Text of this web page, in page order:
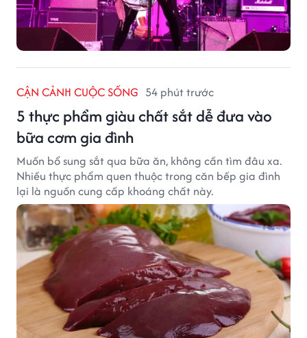
CẬN CẢNH CUỘC SỐNG 54 phút trước
5 thực phẩm giàu chất sắt dễ đưa vào
bữa cơm gia đình
Muốn bổ sung sắt qua bữa ăn, không cần tìm đâu xa.
Nhiều thực phẩm quen thuộc trong căn bếp gia đình
lại là nguồn cung cấp khoáng chất này.